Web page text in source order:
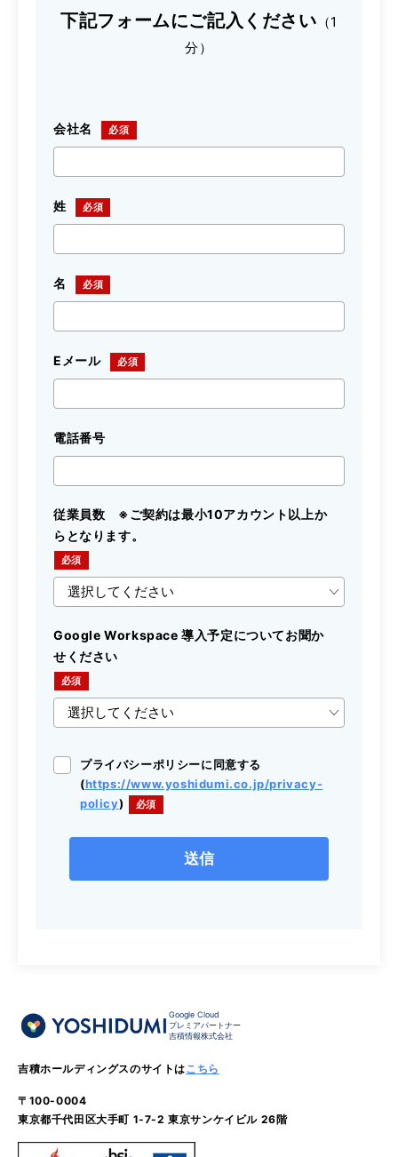
下記フォームにご記入ください （1
分）
会社名
姓
名
Eメール
電話番号
従業員数 ※ご契約は最小10アカウント以上か
らとなります。
Google Workspace 導入予定についてお聞か
せください
プライバシーポリシーに同意する
(https://www.yoshidumi.co.jp/privacy-
policy)
Google Cloud
プレミアパートナー
吉積情報株式会社
吉積ホールディングスのサイトはこちら
〒100-0004
東京都千代田区大手町 1-7-2 東京サンケイビル 26階